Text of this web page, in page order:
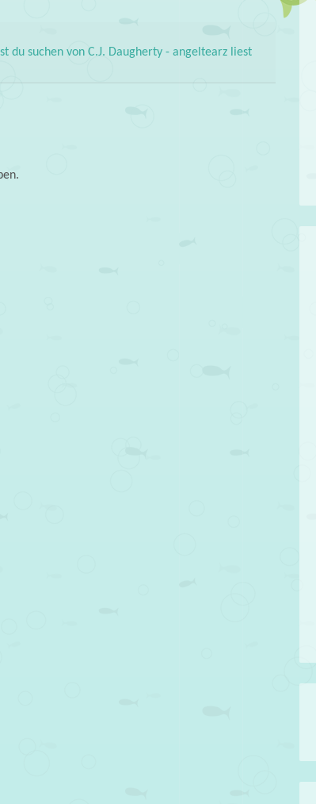
du suchen von C.J. Daugherty - angeltearz liest